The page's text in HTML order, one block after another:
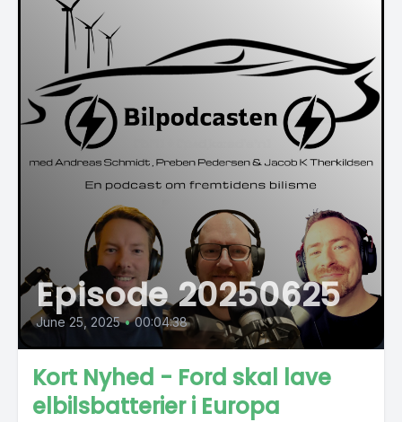
Episode 20250625
June 25, 2025 • 00:04:38
Kort Nyhed - Ford skal lave
elbilsbatterier i Europa